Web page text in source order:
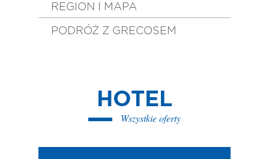
REGION I MAPA
PODRÓŻ Z GRECOSEM
HOTEL
Wszystkie oferty